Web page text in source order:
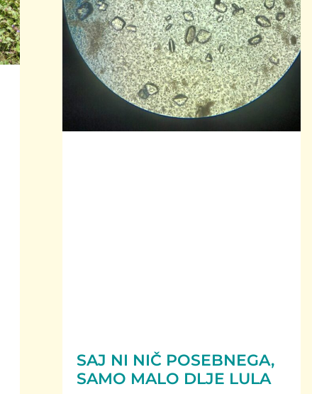
SAJ NI NIČ POSEBNEGA,
SAMO MALO DLJE LULA